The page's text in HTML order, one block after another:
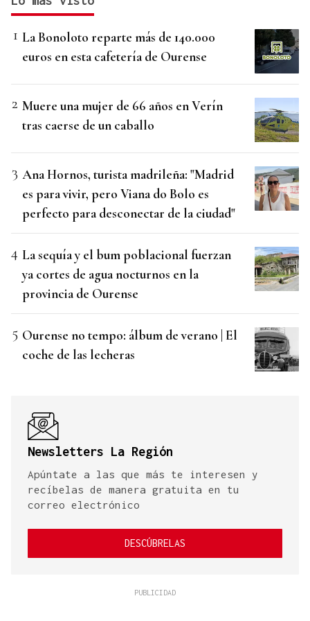
La Bonoloto reparte más de 140.000
euros en esta cafetería de Ourense
Muere una mujer de 66 años en Verín
tras caerse de un caballo
Ana Hornos, turista madrileña: "Madrid
es para vivir, pero Viana do Bolo es
perfecto para desconectar de la ciudad"
La sequía y el bum poblacional fuerzan
ya cortes de agua nocturnos en la
provincia de Ourense
Ourense no tempo: álbum de verano | El
coche de las lecheras
Newsletters La Región
Apúntate a las que más te interesen y
recíbelas de manera gratuita en tu
correo electrónico
DESCÚBRELAS